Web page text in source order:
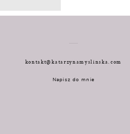
kontakt@katarzynamyslinska.com
Napisz do mnie